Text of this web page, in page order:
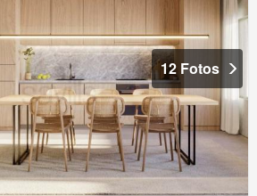
12 Fotos